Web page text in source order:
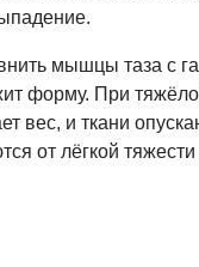
мышцы таза с
форму. При
вес, и ткани
от лёгкой